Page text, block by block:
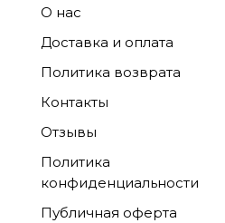
О нас
Доставка и оплата
Политика возврата
Контакты
Отзывы
Политика
конфиденциальности
Публичная оферта